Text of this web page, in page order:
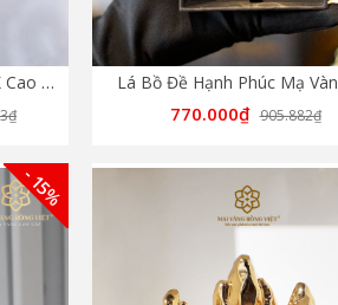
Cây Mai Đại Phúc Mạ Vàng 24K Cao 60cm Lá Bồ Đề Hạnh Phúc Mạ
770.000₫ 905.882₫
- 15%